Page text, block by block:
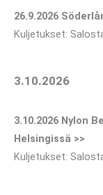
26.9.2026
Kuljetukset:
3.10.2026
3.10.2026 Nylon
Helsingissä >>
Kuljetukset: